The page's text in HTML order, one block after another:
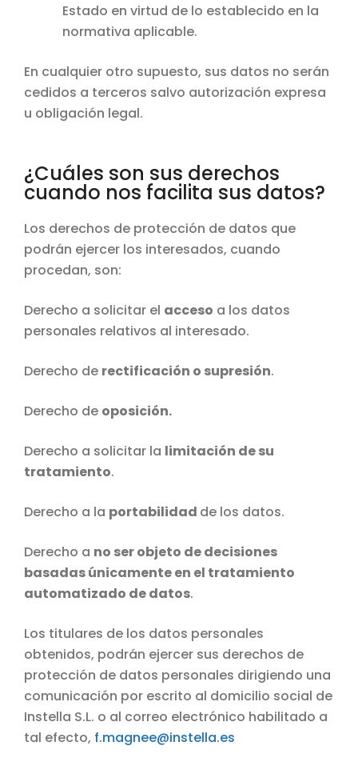
Estado en virtud de lo establecido en la
normativa aplicable.
En cualquier otro supuesto, sus datos no serán
cedidos a terceros salvo autorización expresa
u obligación legal.
¿Cuáles son sus derechos
cuando nos facilita sus datos?
Los derechos de protección de datos que
podrán ejercer los interesados, cuando
procedan, son:
Derecho a solicitar el acceso a los datos
personales relativos al interesado.
Derecho de rectificación o supresión.
Derecho de oposición.
Derecho a solicitar la limitación de su
tratamiento.
Derecho a la portabilidad de los datos.
Derecho a no ser objeto de decisiones
basadas únicamente en el tratamiento
automatizado de datos.
Los titulares de los datos personales
obtenidos, podrán ejercer sus derechos de
protección de datos personales dirigiendo una
comunicación por escrito al domicilio social de
Instella S.L. o al correo electrónico habilitado a
tal efecto, f.magnee@instella.es